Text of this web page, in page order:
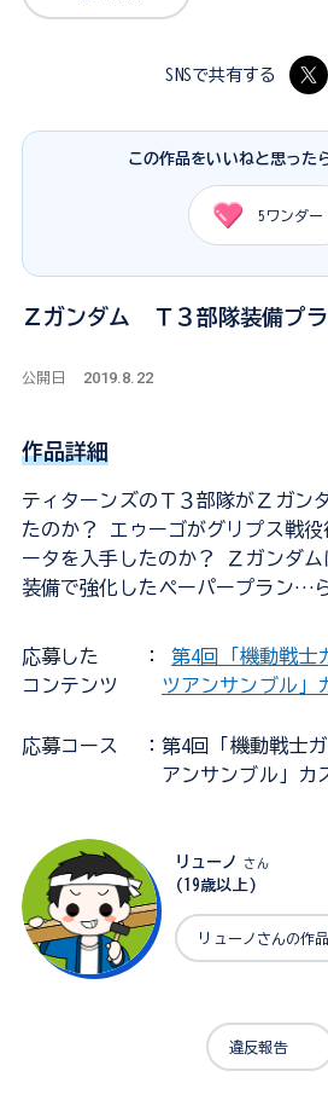
SNSで共有する
この作品をいいねと思った
5 ワンダー
Ｚガンダム Ｔ３部隊装備プ
公開日 2019.8.22
作品詳細
ティターンズのＴ３部隊がＺガン
たのか？ エゥーゴがグリプス戦
ータを入手したのか？ Ｚガンダム
装備で強化したペーパープラン…
応募した
コンテンツ
：第4回「機動戦士
ツアンサンブル」
応募コース
：第4回「機動戦士
アンサンブル」カ
リューノ さん
(19歳以上)
リューノさんの作
違反報告